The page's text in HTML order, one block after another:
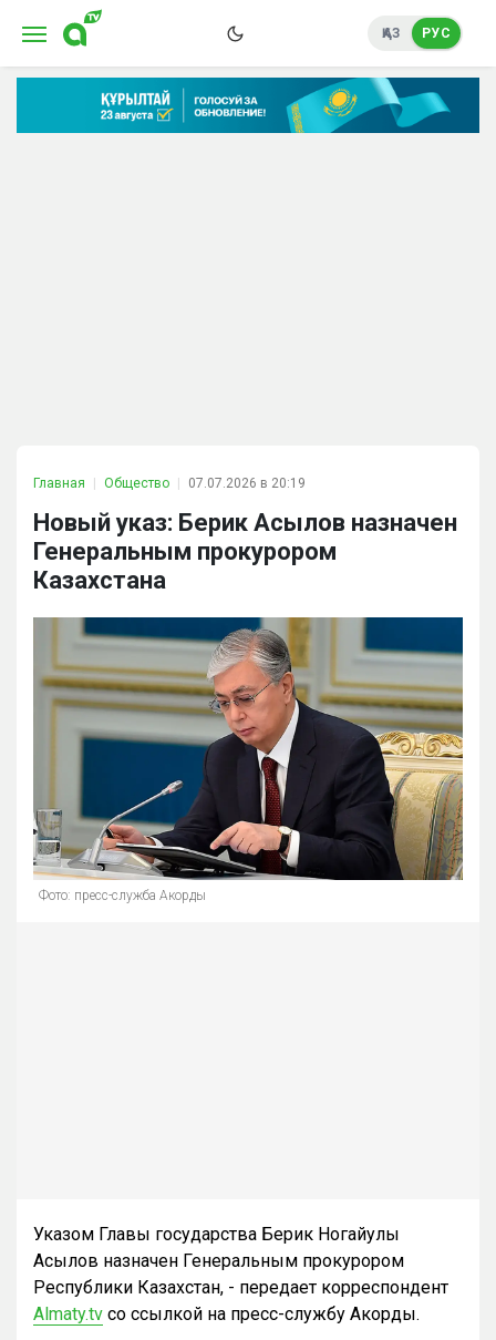
ҚАЗ РУС
Главная Общество 07.07.2026 в 20:19
Новый указ: Берик Асылов назначен
Генеральным прокурором
Казахстана
Фото: пресс-служба Акорды
Указом Главы государства Берик Ногайулы
Асылов назначен Генеральным прокурором
Республики Казахстан, - передает корреспондент
Almaty.tv со ссылкой на пресс-службу Акорды.